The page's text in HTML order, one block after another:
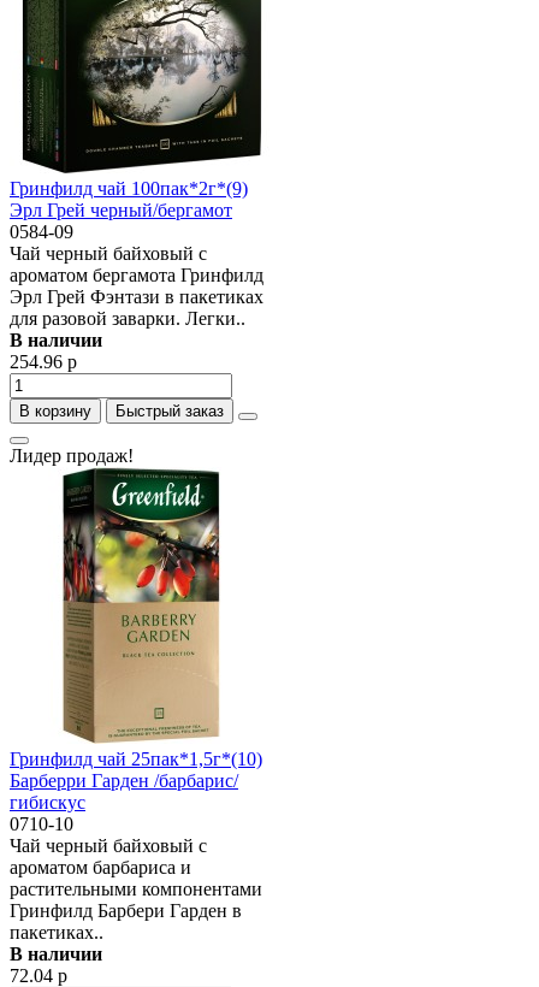
Гринфилд чай 100пак*2г*(9)
Эрл Грей черный/бергамот
0584-09
Чай черный байховый с
ароматом бергамота Гринфилд
Эрл Грей Фэнтази в пакетиках
для разовой заварки. Легки..
В наличии
254.96 р
В корзину Быстрый заказ
Лидер продаж!
Гринфилд чай 25пак*1,5г*(10)
Барберри Гарден /барбарис/
гибискус
0710-10
Чай черный байховый с
ароматом барбариса и
растительными компонентами
Гринфилд Барбери Гарден в
пакетиках..
В наличии
72.04 р